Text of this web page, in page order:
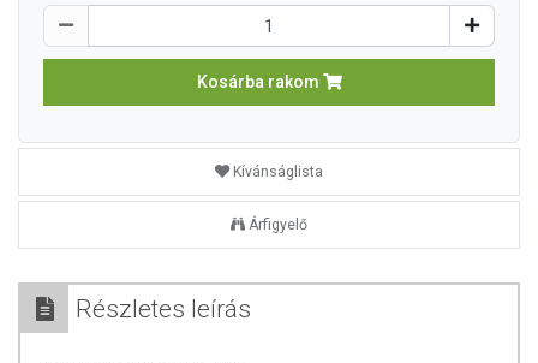
Kosárba rakom
Kívánságlista
Árfigyelő
Részletes leírás